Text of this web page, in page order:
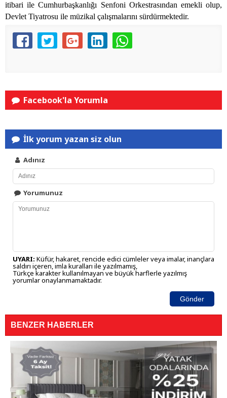
itibari ile Cumhurbaşkanlığı Senfoni Orkestrasından emekli olup,
Devlet Tiyatrosu ile müzikal çalışmalarını sürdürmektedir.
Facebook'la Yorumla
İlk yorum yazan siz olun
Adınız
Yorumunuz
UYARI: Küfür, hakaret, rencide edici cümleler veya imalar, inançlara
saldırı içeren, imla kuralları ile yazılmamış,
Türkçe karakter kullanılmayan ve büyük harflerle yazılmış
yorumlar onaylanmamaktadır.
Gönder
BENZER HABERLER